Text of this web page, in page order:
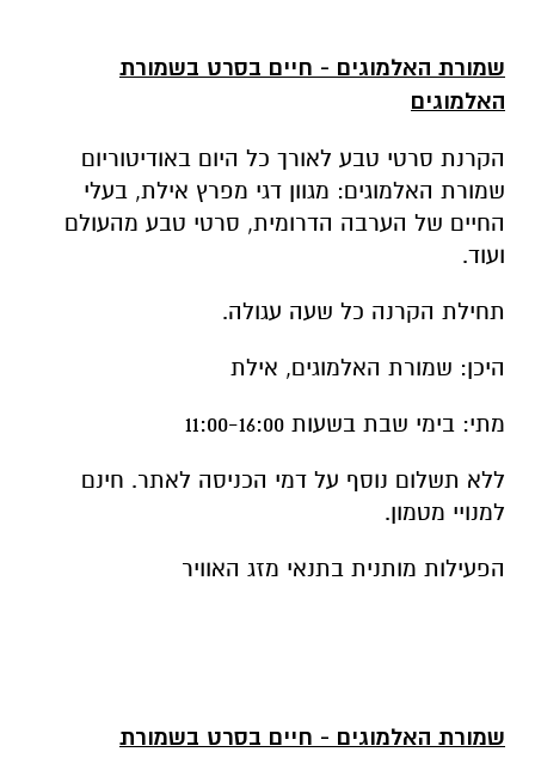
שמורת האלמוגים - חיים בסרט בשמורת
האלמוגים
הקרנת סרטי טבע לאורך כל היום באודיטוריום
שמורת האלמוגים: מגוון דגי מפרץ אילת, בעלי
החיים של הערבה הדרומית, סרטי טבע מהעולם
ועוד.
תחילת הקרנה כל שעה עגולה.
היכן: שמורת האלמוגים, אילת
מתי: בימי שבת בשעות 11:00-16:00
ללא תשלום נוסף על דמי הכניסה לאתר. חינם
למנויי מטמון.
הפעילות מותנית בתנאי מזג האוויר
שמורת האלמוגים - חיים בסרט בשמורת